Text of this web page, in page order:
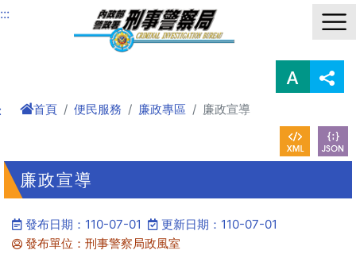
進入內容區塊
:::
首頁 便民服務 廉政專區 廉政宣導
廉政宣導
發布日期：110-07-01
更新日期：110-07-01
發布單位：刑事警察局政風室